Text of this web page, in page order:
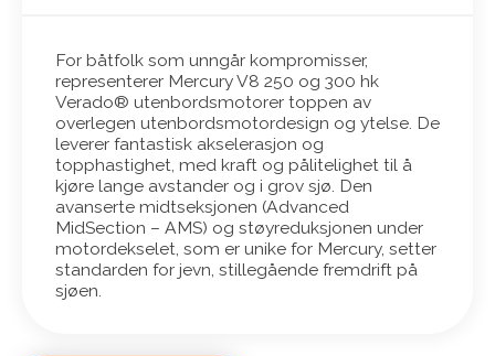
For båtfolk som unngår kompromisser,
representerer Mercury V8 250 og 300 hk
Verado® utenbordsmotorer toppen av
overlegen utenbordsmotordesign og ytelse. De
leverer fantastisk akselerasjon og
topphastighet, med kraft og pålitelighet til å
kjøre lange avstander og i grov sjø. Den
avanserte midtseksjonen (Advanced
MidSection – AMS) og støyreduksjonen under
motordekselet, som er unike for Mercury, setter
standarden for jevn, stillegående fremdrift på
sjøen.